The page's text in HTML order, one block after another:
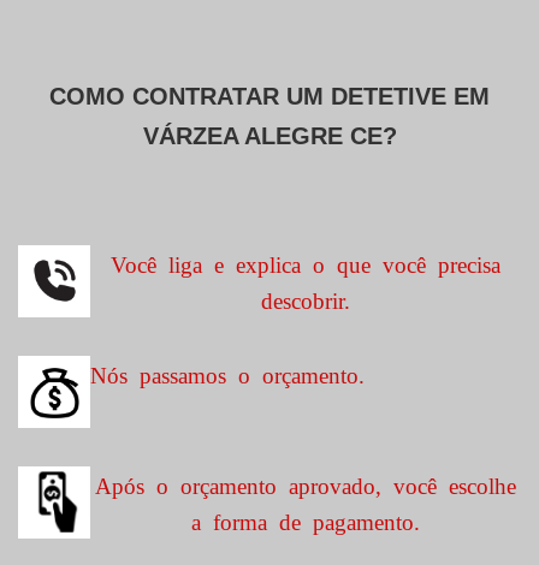
COMO CONTRATAR UM DETETIVE EM
VÁRZEA ALEGRE CE?
Você liga e explica o que você precisa
descobrir.
Nós passamos o orçamento.
Após o orçamento aprovado, você escolhe
a forma de pagamento.